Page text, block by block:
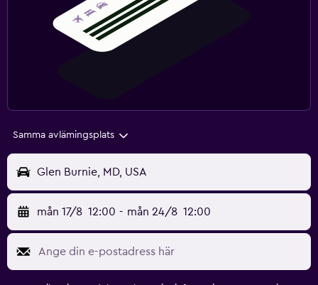
Samma avlämingsplats
Glen Burnie, MD, USA
mån 17/8 12:00 - mån 24/8 12:00